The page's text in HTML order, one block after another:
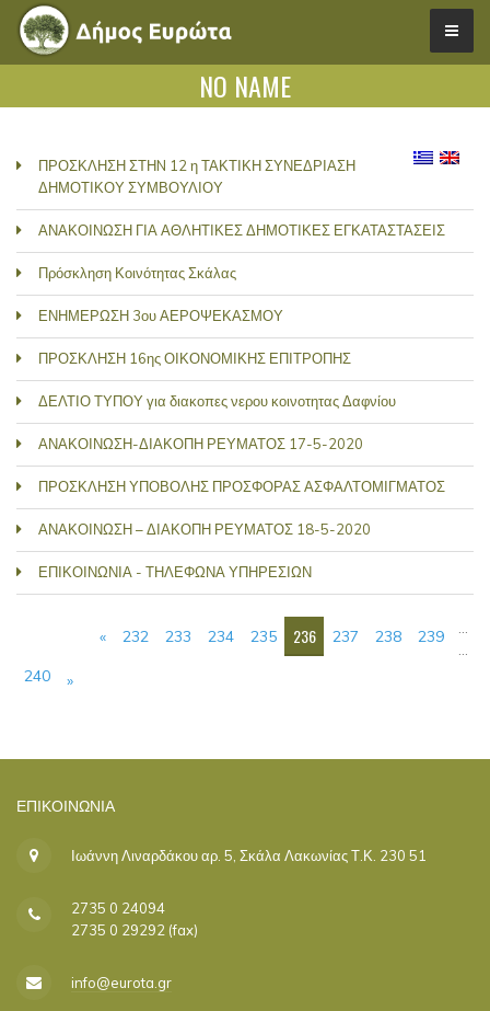
NO NAME
ΠΡΟΣΚΛΗΣΗ ΣΤΗN 12 η ΤΑΚΤΙΚΗ ΣΥΝΕΔΡΙΑΣΗ
ΔΗΜΟΤΙΚΟΥ ΣΥΜΒΟΥΛΙΟΥ
ΑΝΑΚΟΙΝΩΣΗ ΓΙΑ ΑΘΛΗΤΙΚΕΣ ΔΗΜΟΤΙΚΕΣ ΕΓΚΑΤΑΣΤΑΣΕΙΣ
Πρόσκληση Κοινότητας Σκάλας
ΕΝΗΜΕΡΩΣΗ 3ου ΑΕΡΟΨΕΚΑΣΜΟΥ
ΠΡΟΣΚΛΗΣΗ 16ης ΟΙΚΟΝΟΜΙΚΗΣ ΕΠΙΤΡΟΠΗΣ
ΔΕΛΤΙΟ ΤΥΠΟΥ για διακοπες νερου κοινοτητας Δαφνίου
ΑΝΑΚΟΙΝΩΣΗ-ΔΙΑΚΟΠΗ ΡΕΥΜΑΤΟΣ 17-5-2020
ΠΡΟΣΚΛΗΣΗ ΥΠΟΒΟΛΗΣ ΠΡΟΣΦΟΡΑΣ ΑΣΦΑΛΤΟΜΙΓΜΑΤΟΣ
ΑΝΑΚΟΙΝΩΣΗ – ΔΙΑΚΟΠΗ ΡΕΥΜΑΤΟΣ 18-5-2020
ΕΠΙΚΟΙΝΩΝΙΑ - ΤΗΛΕΦΩΝΑ ΥΠΗΡΕΣΙΩΝ
« 232 233 234 235 236 237 238
239
240
»
ΕΠΙΚΟΙΝΩΝΊΑ
Ιωάννη Λιναρδάκου αρ. 5, Σκάλα Λακωνίας Τ.Κ. 230 51
2735 0 24094
2735 0 29292 (fax)
info@eurota.gr